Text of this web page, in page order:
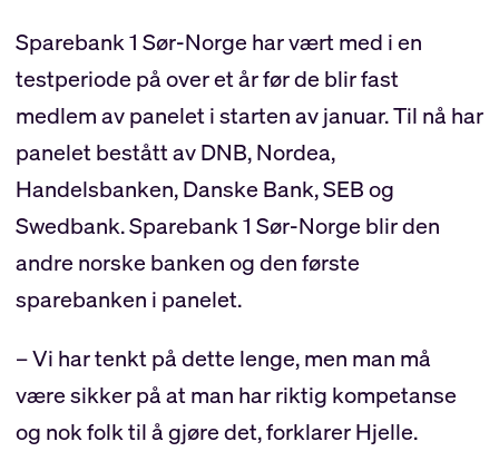
Sparebank 1 Sør-Norge har vært med i en
testperiode på over et år før de blir fast
medlem av panelet i starten av januar. Til nå har
panelet bestått av DNB, Nordea,
Handelsbanken, Danske Bank, SEB og
Swedbank. Sparebank 1 Sør-Norge blir den
andre norske banken og den første
sparebanken i panelet.
– Vi har tenkt på dette lenge, men man må
være sikker på at man har riktig kompetanse
og nok folk til å gjøre det, forklarer Hjelle.